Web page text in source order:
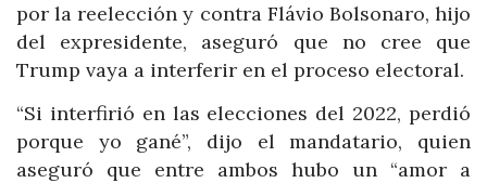
por la reelección y contra Flávio Bolsonaro, hijo
del expresidente, aseguró que no cree que
Trump vaya a interferir en el proceso electoral.
“Si interfirió en las elecciones del 2022, perdió
porque yo gané”, dijo el mandatario, quien
aseguró que entre ambos hubo un “amor a